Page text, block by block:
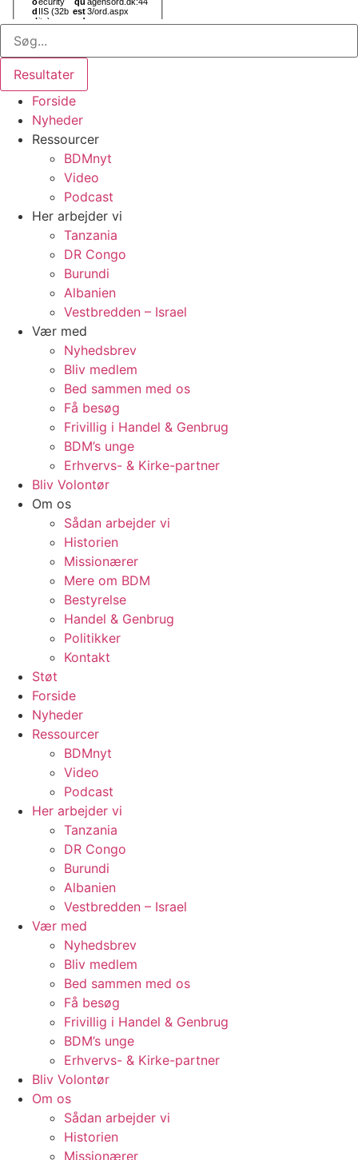
Search
Resultater
Forside
Nyheder
Ressourcer
BDMnyt
Video
Podcast
Her arbejder vi
Tanzania
DR Congo
Burundi
Albanien
Vestbredden – Israel
Vær med
Nyhedsbrev
Bliv medlem
Bed sammen med os
Få besøg
Frivillig i Handel & Genbrug
BDM’s unge
Erhvervs- & Kirke-partner
Bliv Volontør
Om os
Sådan arbejder vi
Historien
Missionærer
Mere om BDM
Bestyrelse
Handel & Genbrug
Politikker
Kontakt
Støt
Forside
Nyheder
Ressourcer
BDMnyt
Video
Podcast
Her arbejder vi
Tanzania
DR Congo
Burundi
Albanien
Vestbredden – Israel
Vær med
Nyhedsbrev
Bliv medlem
Bed sammen med os
Få besøg
Frivillig i Handel & Genbrug
BDM’s unge
Erhvervs- & Kirke-partner
Bliv Volontør
Om os
Sådan arbejder vi
Historien
Missionærer